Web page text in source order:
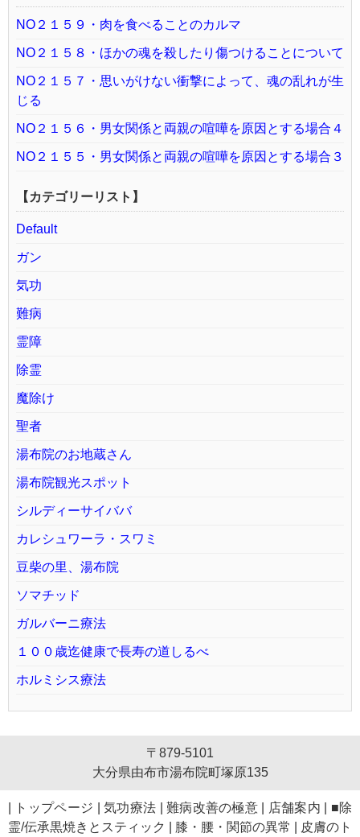
NO２１５９・肉を食べることのカルマ
NO２１５８・ほかの魂を殺したり傷つけることについて
NO２１５７・思いがけない衝撃によって、魂の乱れが生
じる
NO２１５６・男女関係と両親の喧嘩を原因とする場合４
NO２１５５・男女関係と両親の喧嘩を原因とする場合３
【カテゴリーリスト】
Default
ガン
気功
難病
霊障
除霊
魔除け
聖者
湯布院のお地蔵さん
湯布院観光スポット
シルディーサイババ
カレシュワーラ・スワミ
豆柴の里、湯布院
ソマチッド
ガルバーニ療法
１００歳迄健康で長寿の道しるべ
ホルミシス療法
〒879-5101
大分県由布市湯布院町塚原135
トップページ 気功療法 難病改善の極意 店舗案内
■除
霊/伝承黒焼きとスティック
膝・腰・関節の異常
皮膚のト